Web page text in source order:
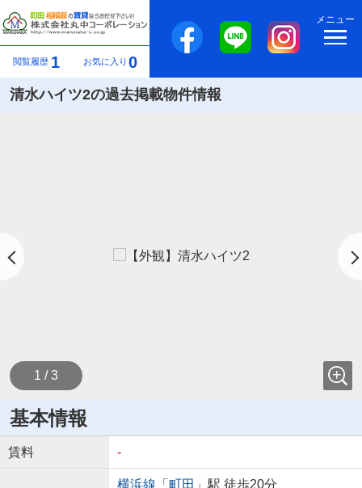
閲覧履歴 1 お気に入り 0
メニュー
清水ハイツ2の過去掲載物件情報
1 / 3
基本情報
賃料 -
横浜線 「 町田 」駅 徒歩20分